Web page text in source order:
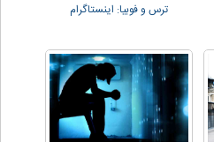
ترس و فوبیا: اینستاگرام